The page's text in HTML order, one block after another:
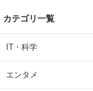
カテゴリ一覧
IT・科学
エンタメ